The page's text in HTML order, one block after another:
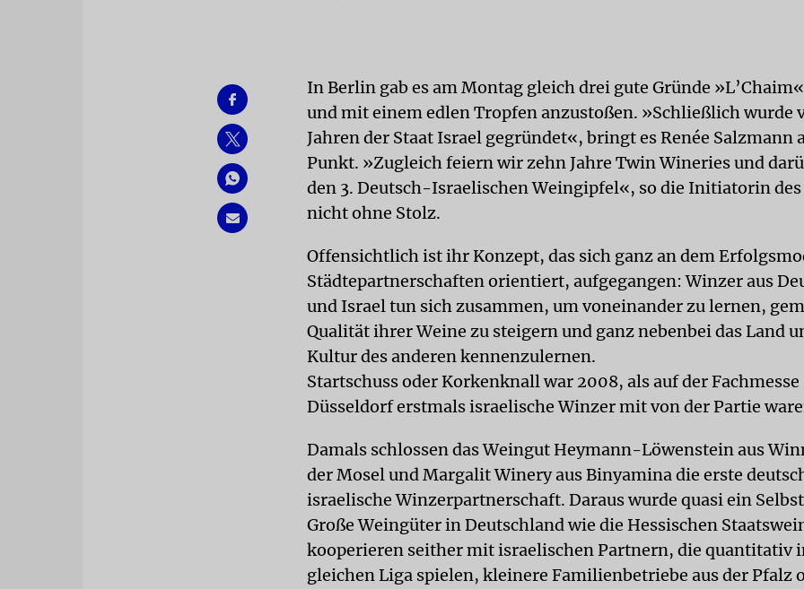
In Berlin gab es am Montag gleich drei gute Gründe
und mit einem edlen Tropfen anzustoßen. »Schließlich wurde
Jahren der Staat Israel gegründet«, bringt es Renée Salzmann
Punkt. »Zugleich feiern wir zehn Jahre Twin Wineries und
den 3. Deutsch-Israelischen Weingipfel«, so die Initiatorin des
nicht ohne Stolz.
Offensichtlich ist ihr Konzept, das sich ganz an dem
Städtepartnerschaften orientiert, aufgegangen: Winzer aus
und Israel tun sich zusammen, um voneinander zu lernen,
Qualität ihrer Weine zu steigern und ganz nebenbei das Land
Kultur des anderen kennenzulernen.
Startschuss oder Korkenknall war 2008, als auf der
Düsseldorf erstmals israelische Winzer mit von der Partie
Damals schlossen das Weingut Heymann-Löwenstein aus
der Mosel und Margalit Winery aus Binyamina die erste
israelische Winzerpartnerschaft. Daraus wurde quasi ein
Große Weingüter in Deutschland wie die Hessischen
kooperieren seither mit israe­lischen Partnern, die quantitativ
gleichen Liga spielen, kleinere Familienbetriebe aus der Pfalz